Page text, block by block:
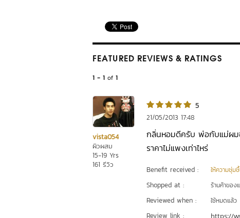
FEATURED REVIEWS & RATINGS
1 - 1 of 1
vista054
ผิวผสม
15-19 Yrs
161 รีวิว
5
21/05/2013 17:48
กลิ่นหอมดีครับ พ่อกับแม่ผม
ราคาไม่แพงเท่าไหร่
Benefit received : ให้ความชุ่ม
Shopped at : ร้านค้าของ
Reviewed when : ใช้หมดแล้ว
Review link : https://